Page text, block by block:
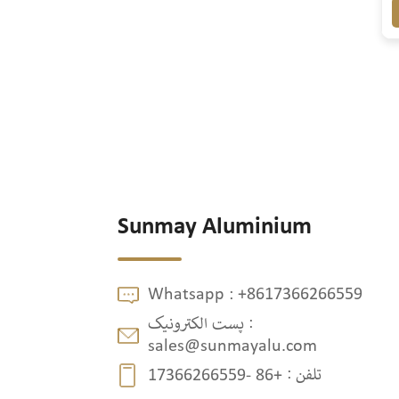
Sunmay Aluminium
Whatsapp : +8617366266559
پست الکترونیک :
sales@sunmayalu.com
تلفن :+86 -17366266559